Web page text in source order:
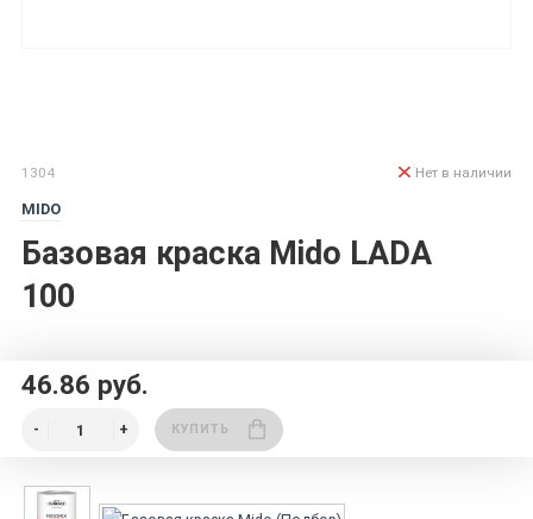
1304
MIDO
Базовая краска Mido LADA
100
Нет в наличии
46.86 руб.
КУПИТЬ